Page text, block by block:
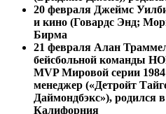
20 февраля Джеймс
и кино (Говардс Энд;
Бирма
21 февраля Алан
бейсбольной команды
MVP Мировой серии
менеджер («Детройт
Даймондбэкс»), родился
Калифорния